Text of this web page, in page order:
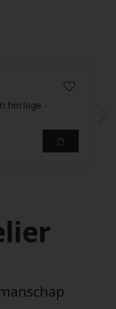
horloge -